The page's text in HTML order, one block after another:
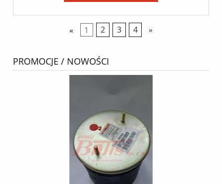
« 1 2 3 4 »
PROMOCJE / NOWOŚCI